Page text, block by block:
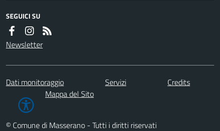
SEGUICI SU
Newsletter
Dati monitoraggio Servizi
Credits
Mappa del Sito
© Comune di Masserano - Tutti i diritti riservati